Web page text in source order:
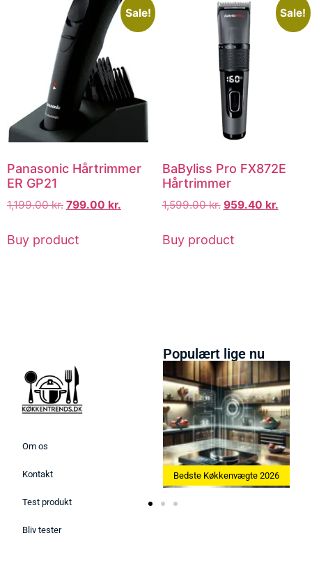
Sale!
Panasonic Hårtrimmer
ER GP21
1,199.00kr. 799.00 kr.
Buy product
Sale!
BaByliss Pro FX872E
Hårtrimmer
1,599.00kr. 959.40 kr.
Buy product
Om os
Kontakt
Test produkt
Bliv tester
Populært lige nu
Bedste Ismaskine 2026 Bedste Køkkenvægte 2026